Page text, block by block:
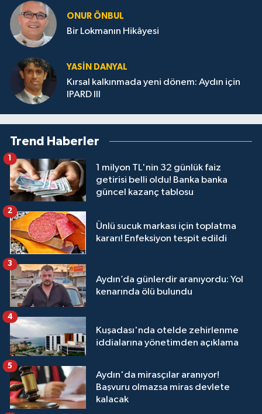
ONUR ÖNBUL
Bir Lokmanın Hikâyesi
YASIN DANYAL
Kırsal kalkınmada yeni dönem: Aydın için
IPARD III
Trend Haberler
1 milyon TL'nin 32 günlük faiz
getirisi belli oldu! Banka banka
güncel kazanç tablosu
1
Ünlü sucuk markası için toplatma
kararı! Enfeksiyon tespit edildi
2
Aydın’da günlerdir aranıyordu: Yol
kenarında ölü bulundu
3
Kuşadası'nda otelde zehirlenme
iddialarına yönetimden açıklama
4
Aydın'da mirasçılar aranıyor!
Başvuru olmazsa miras devlete
kalacak
5